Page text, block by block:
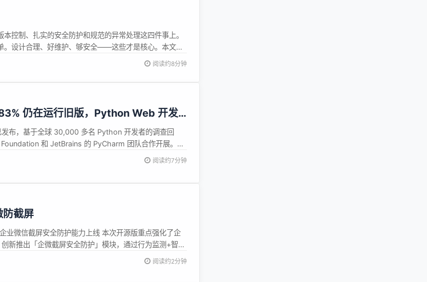
控制、扎实的安全防护和规范的异常处理这四件事上。
。设计合理、好维护、够安全——这些才是核心。本文就
先了解 Richa...
阅读约8分钟
仍在运行旧版，Python Web 开发
布，基于全球 30,000 多名 Python 开发者的调查回
和 JetBrains 的 PyCharm 团队合作开展。
的 Python 开发者拥有不到 2 年的专业经验 51% 使用
阅读约7分钟
截屏
业微信截屏安全防护能力上线 本次开源版重点强化了企
新推出「企微截屏安全防护」模块，通过​​行为监测+智能
为发现-过程记录-责任定位"的全流程数据保护屏障： 🔒
阅读约2分钟